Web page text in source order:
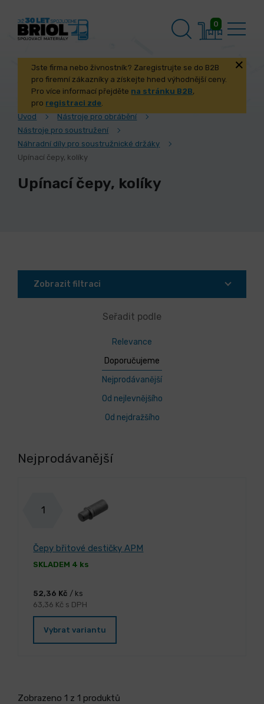
0
Jste firma nebo živnostník? Zaregistrujte se do B2B
pro firemní zákazníky a získejte hned výhodnější ceny.
Pro více informací přejděte na stránku B2B,
pro registraci zde.
Úvod
Nástroje pro obrábění
Nástroje pro soustružení
Náhradní díly pro soustružnické držáky
Upínací čepy, kolíky
Upínací čepy, kolíky
Zobrazit filtraci
Seřadit podle
Relevance
Doporučujeme
Nejprodávanější
Od nejlevnějšího
Od nejdražšího
Nejprodávanější
1
Čepy břitové destičky APM
SKLADEM 4 ks
52,36 Kč / ks
63,36 Kč s DPH
Vybrat variantu
Zobrazeno 1 z 1 produktů